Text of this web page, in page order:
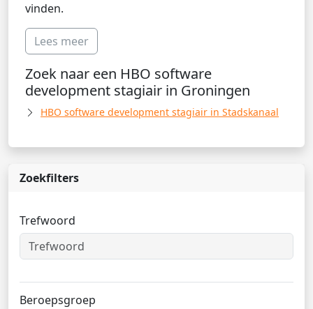
vinden.
Lees meer
Zoek naar een HBO software
development stagiair in Groningen
HBO software development stagiair in Stadskanaal
Zoekfilters
Trefwoord
Beroepsgroep